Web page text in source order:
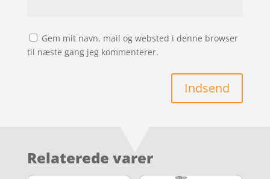
Gem mit navn, mail og websted i denne browser
til næste gang jeg kommenterer.
Indsend
Relaterede varer